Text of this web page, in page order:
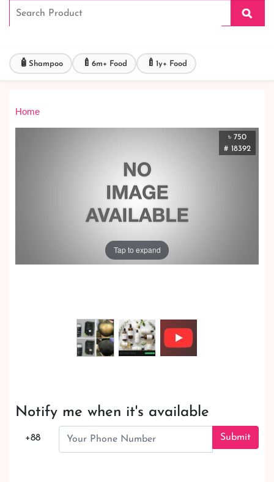
🧴 Shampoo 🍼 6m+ Food 🍼 1y+ Food
Home
৳ 750
# 18392
Tap to expand
Notify me when it's available
+88 Submit